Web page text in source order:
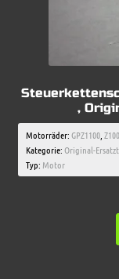
,
Motorräder:GPZ1100,
Kategorie:Original-
Typ: Motor